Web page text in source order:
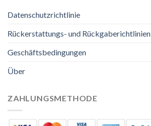
Datenschutzrichtlinie
Rückerstattungs- und Rückgaberichtlinien
Geschäftsbedingungen
Über
ZAHLUNGSMETHODE